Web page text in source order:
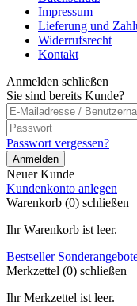
Impressum
Lieferung und
Widerrufsrecht
Kontakt
Anmelden schließen
Sie sind bereits Kunde?
Passwort vergessen?
Anmelden
Neuer Kunde
Kundenkonto anlegen
Warenkorb (0) schließen
Ihr Warenkorb ist leer.
Bestseller
Merkzettel (0) schließen
Ihr Merkzettel ist leer.